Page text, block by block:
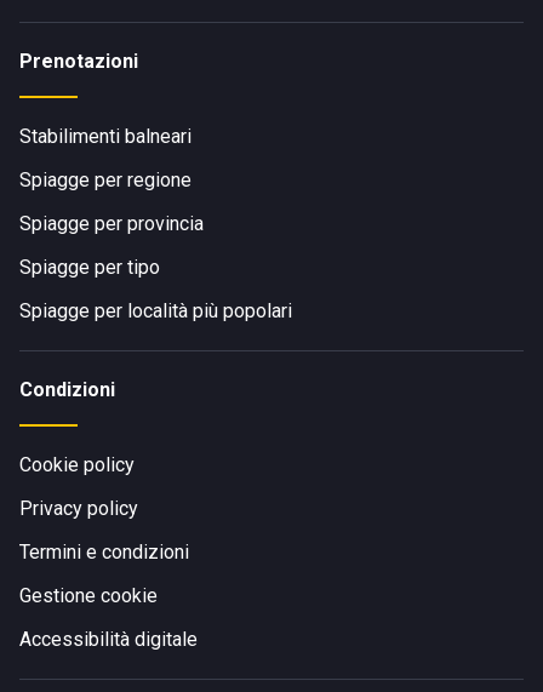
Prenotazioni
Stabilimenti balneari
Spiagge per regione
Spiagge per provincia
Spiagge per tipo
Spiagge per località più popolari
Condizioni
Cookie policy
Privacy policy
Termini e condizioni
Gestione cookie
Accessibilità digitale